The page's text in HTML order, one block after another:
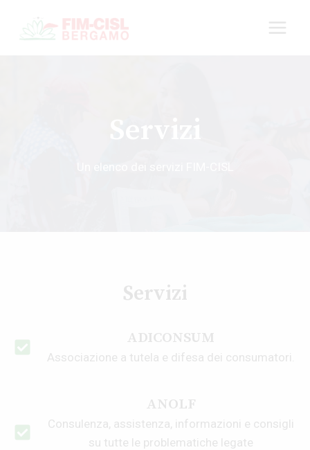
Servizi
ADICONSUM
Associazione a tutela e difesa dei consumatori.
ANOLF
Consulenza, assistenza, informazioni e consigli
su tutte le problematiche legate